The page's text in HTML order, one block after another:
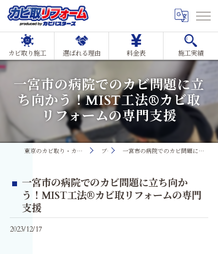
カビ取り施工 選ばれる理由 料金表 施工実績
一宮市の病院でのカビ問題に立
ち向かう！MIST工法®カビ取
リフォームの専門支援
東京のカビ取り・カビ対策ならMIST工法®カビ取リフォーム ブログ 一宮市の病院でのカビ問題に立ち向かう！MIST工法®カビ取リフォームの専門支援
一宮市の病院でのカビ問題に立ち向か
う！MIST工法®カビ取リフォームの専門
支援
2023/12/17